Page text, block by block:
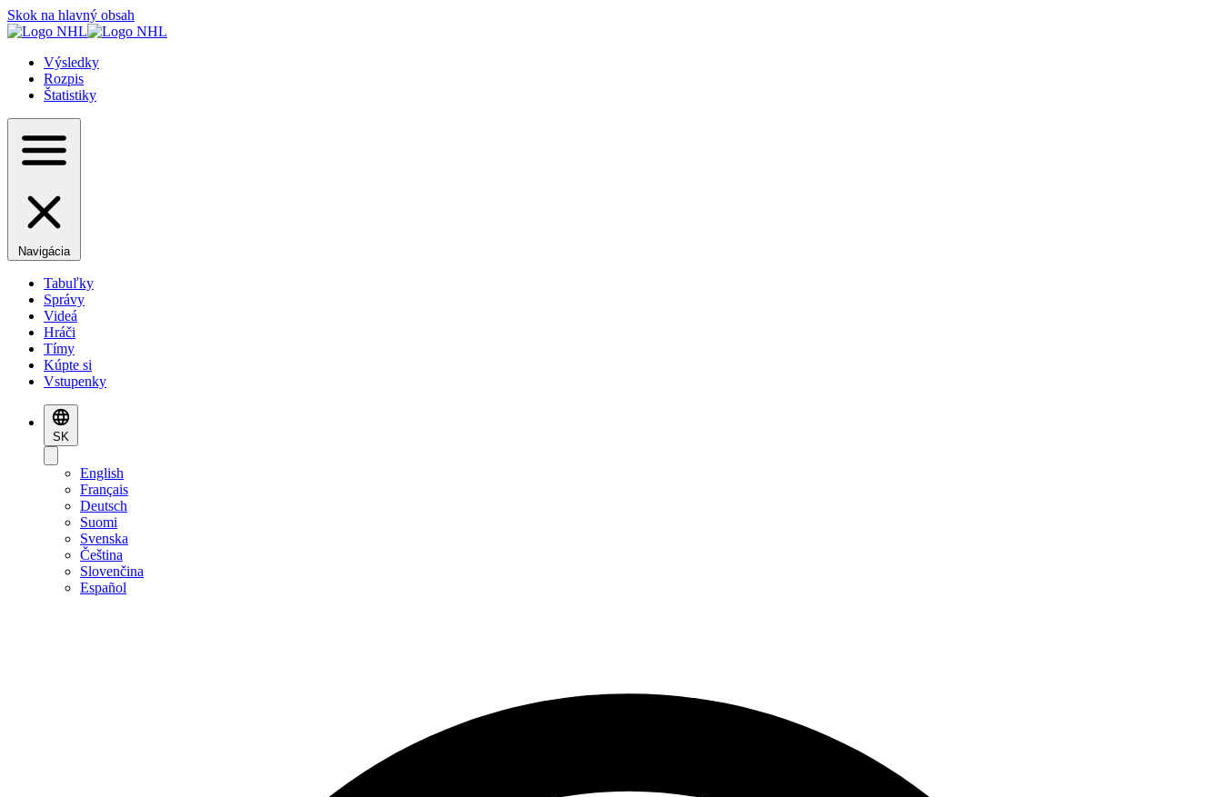
Skok na hlavný obsah
Výsledky
Rozpis
Štatistiky
Navigácia
Tabuľky
Správy
Videá
Hráči
Tímy
Kúpte si
Vstupenky
SK
English
Français
Deutsch
Suomi
Svenska
Čeština
Slovenčina
Español